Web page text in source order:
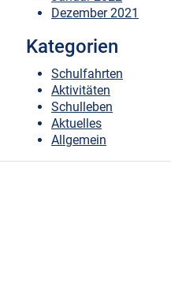
Dezember 2021
Kategorien
Schulfahrten
Aktivitäten
Schulleben
Aktuelles
Allgemein